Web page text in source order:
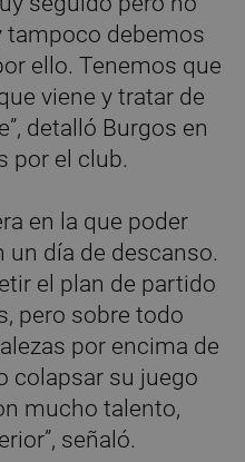
tampoco debemos
ello. Tenemos que
viene y tratar de
detalló Burgos en
por el club.
en la que poder
día de descanso.
el plan de partido
pero sobre todo
por encima de
colapsar su juego
mucho talento,
señaló.